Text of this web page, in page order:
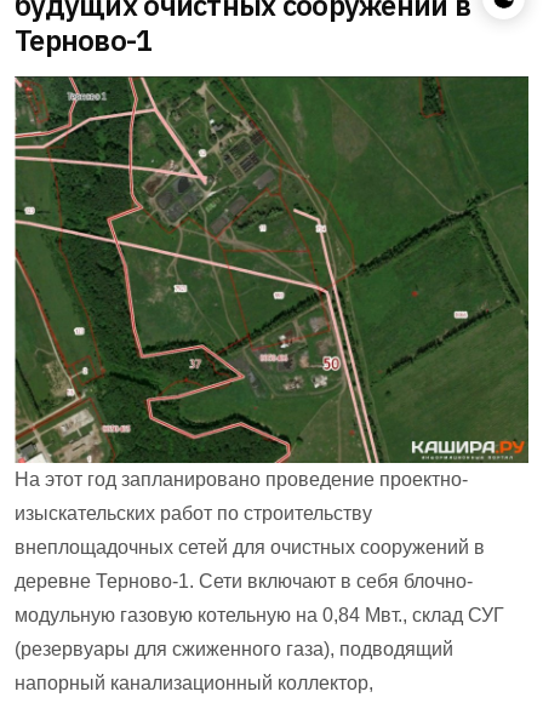
Терново-1
На этот год запланировано проведение проектно-
изыскательских работ по строительству
внеплощадочных сетей для очистных сооружений в
деревне Терново-1. Сети включают в себя блочно-
модульную газовую котельную на 0,84 Мвт., склад СУГ
(резервуары для сжиженного газа), подводящий
напорный канализационный коллектор,